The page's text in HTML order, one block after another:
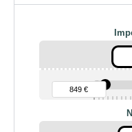
90 €
849 €